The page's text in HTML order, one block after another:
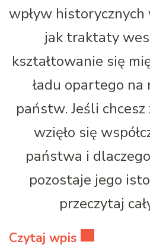
wpływ
jak traktaty
kształtowanie się
ładu opartego na
państw. Jeśli chcesz
wzięło się
państwa i
pozostaje jego
przeczytaj
Czytaj wpis